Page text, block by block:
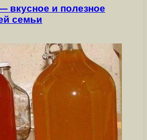
вкусное и полезное
семьи